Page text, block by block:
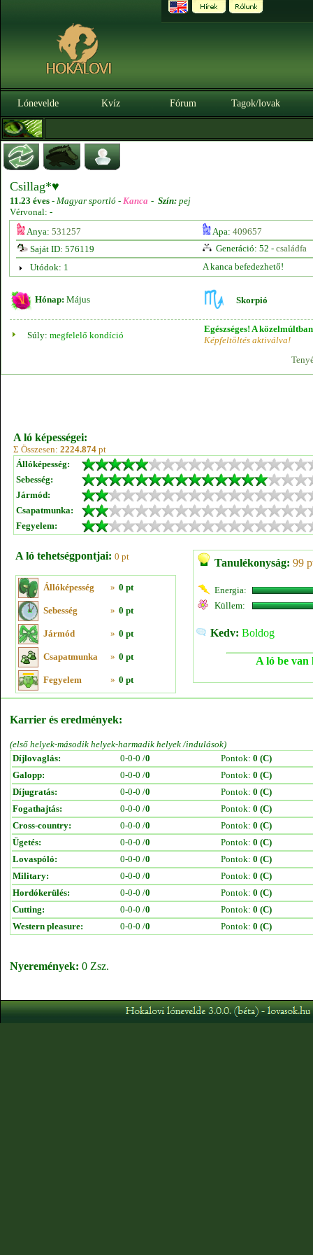
Lónevelde Kvíz Fórum Tagok/lovak
Csillag*♥
11.23 éves - Magyar sportló - Kanca - Szín: pej
Vérvonal: -
Anya: 531257 Apa: 409657
Saját ID: 576119
Generáció: 52 - családfa
Utódok: 1
A kanca befedezhető!
Hónap: Május Skorpió
Súly: megfelelő kondíció
Egészséges! A
Képfeltöltés aktiválva!
A ló képességei:
Σ Összesen: 2224.874 pt
Állóképesség:
Sebesség:
Jármód:
Csapatmunka:
Fegyelem:
A ló tehetségpontjai: 0 pt
Állóképesség » 0 pt
Sebesség » 0 pt
Jármód » 0 pt
Csapatmunka » 0 pt
Fegyelem » 0 pt
Tanulékonyság: 99
Energia:
Küllem:
Kedv: Boldog
A ló be van
Karrier és eredmények:
(első helyek-második helyek-harmadik helyek /indulások)
Díjlovaglás:
0-0-0 /0 Pontok: 0 (C)
Galopp:
0-0-0 /0 Pontok: 0 (C)
Díjugratás:
0-0-0 /0 Pontok: 0 (C)
Fogathajtás:
0-0-0 /0 Pontok: 0 (C)
Cross-country:
0-0-0 /0 Pontok: 0 (C)
Ügetés:
0-0-0 /0 Pontok: 0 (C)
Lovaspóló:
0-0-0 /0 Pontok: 0 (C)
Military:
0-0-0 /0 Pontok: 0 (C)
Hordókerülés:
0-0-0 /0 Pontok: 0 (C)
Cutting:
0-0-0 /0 Pontok: 0 (C)
Western pleasure:
0-0-0 /0 Pontok: 0 (C)
Nyeremények: 0 Zsz.